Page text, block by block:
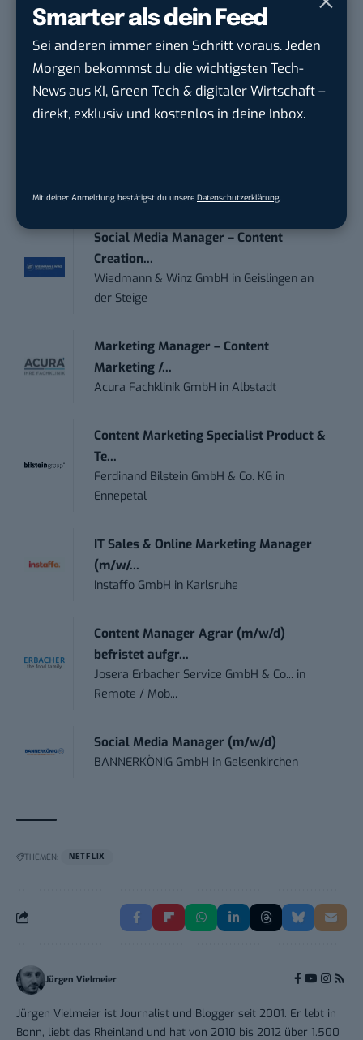
Smarter als dein Feed
Sei anderen immer einen Schritt voraus. Jeden
Morgen bekommst du die wichtigsten Tech-
News aus KI, Green Tech & digitaler Wirtschaft –
direkt, exklusiv und kostenlos in deine Inbox.
Mit deiner Anmeldung bestätigst du unsere Datenschutzerklärung
STELLENANZEIGEN
Social Media Content Creator (m/w/d)
moveUP Media GmbHinDüsseldorf
Social Media Manager – Content
Creation...
Wiedmann & Winz GmbH in Geislingen an
der Steige
Marketing Manager – Content
Marketing /...
Acura Fachklinik GmbH inAlbstadt
Content Marketing Specialist Product &
Te...
Ferdinand Bilstein GmbH & Co. KG in
Ennepetal
IT Sales & Online Marketing Manager
(m/w/...
Instaffo GmbH in Karlsruhe
Content Manager Agrar (m/w/d)
befristet aufgr...
Josera Erbacher Service GmbH & Co... in
Remote / Mob...
Social Media Manager (m/w/d)
BANNERKÖNIG GmbH in Gelsenkirchen
THEMEN: NETFLIX
Jürgen Vielmeier
Jürgen Vielmeier ist Journalist und Blogger seit 2001. Er lebt in
Bonn, liebt das Rheinland und hat von 2010 bis 2012 über 1.500